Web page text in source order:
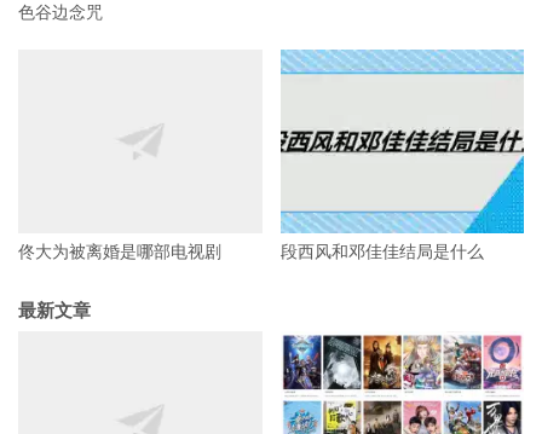
色谷边念咒
佟大为被离婚是哪部电视剧 段西风和邓佳佳结局是什么
最新文章